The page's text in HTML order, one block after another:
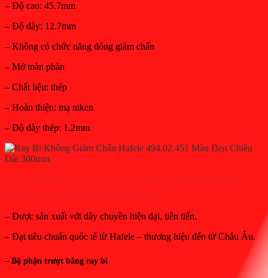
– Độ cao: 45.7mm
– Độ dày: 12.7mm
– Không có chức năng đóng giảm chấn
– Mở toàn phần
– Chất liệu: thép
– Hoàn thiện: mạ niken
– Độ dày thép: 1.2mm
– Được sản xuất với dây chuyền hiện đại, tiên tiến.
– Đạt tiêu chuẩn quốc tế từ Hafele – thương hiệu đến từ Châu Âu.
– Bộ phận trượt bằng ray bi